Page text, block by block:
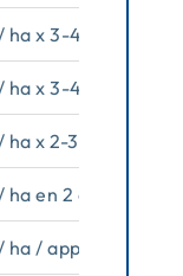
ha x 3-4
ha x 3-4
ha x 2-3
ha en 2
ha / application